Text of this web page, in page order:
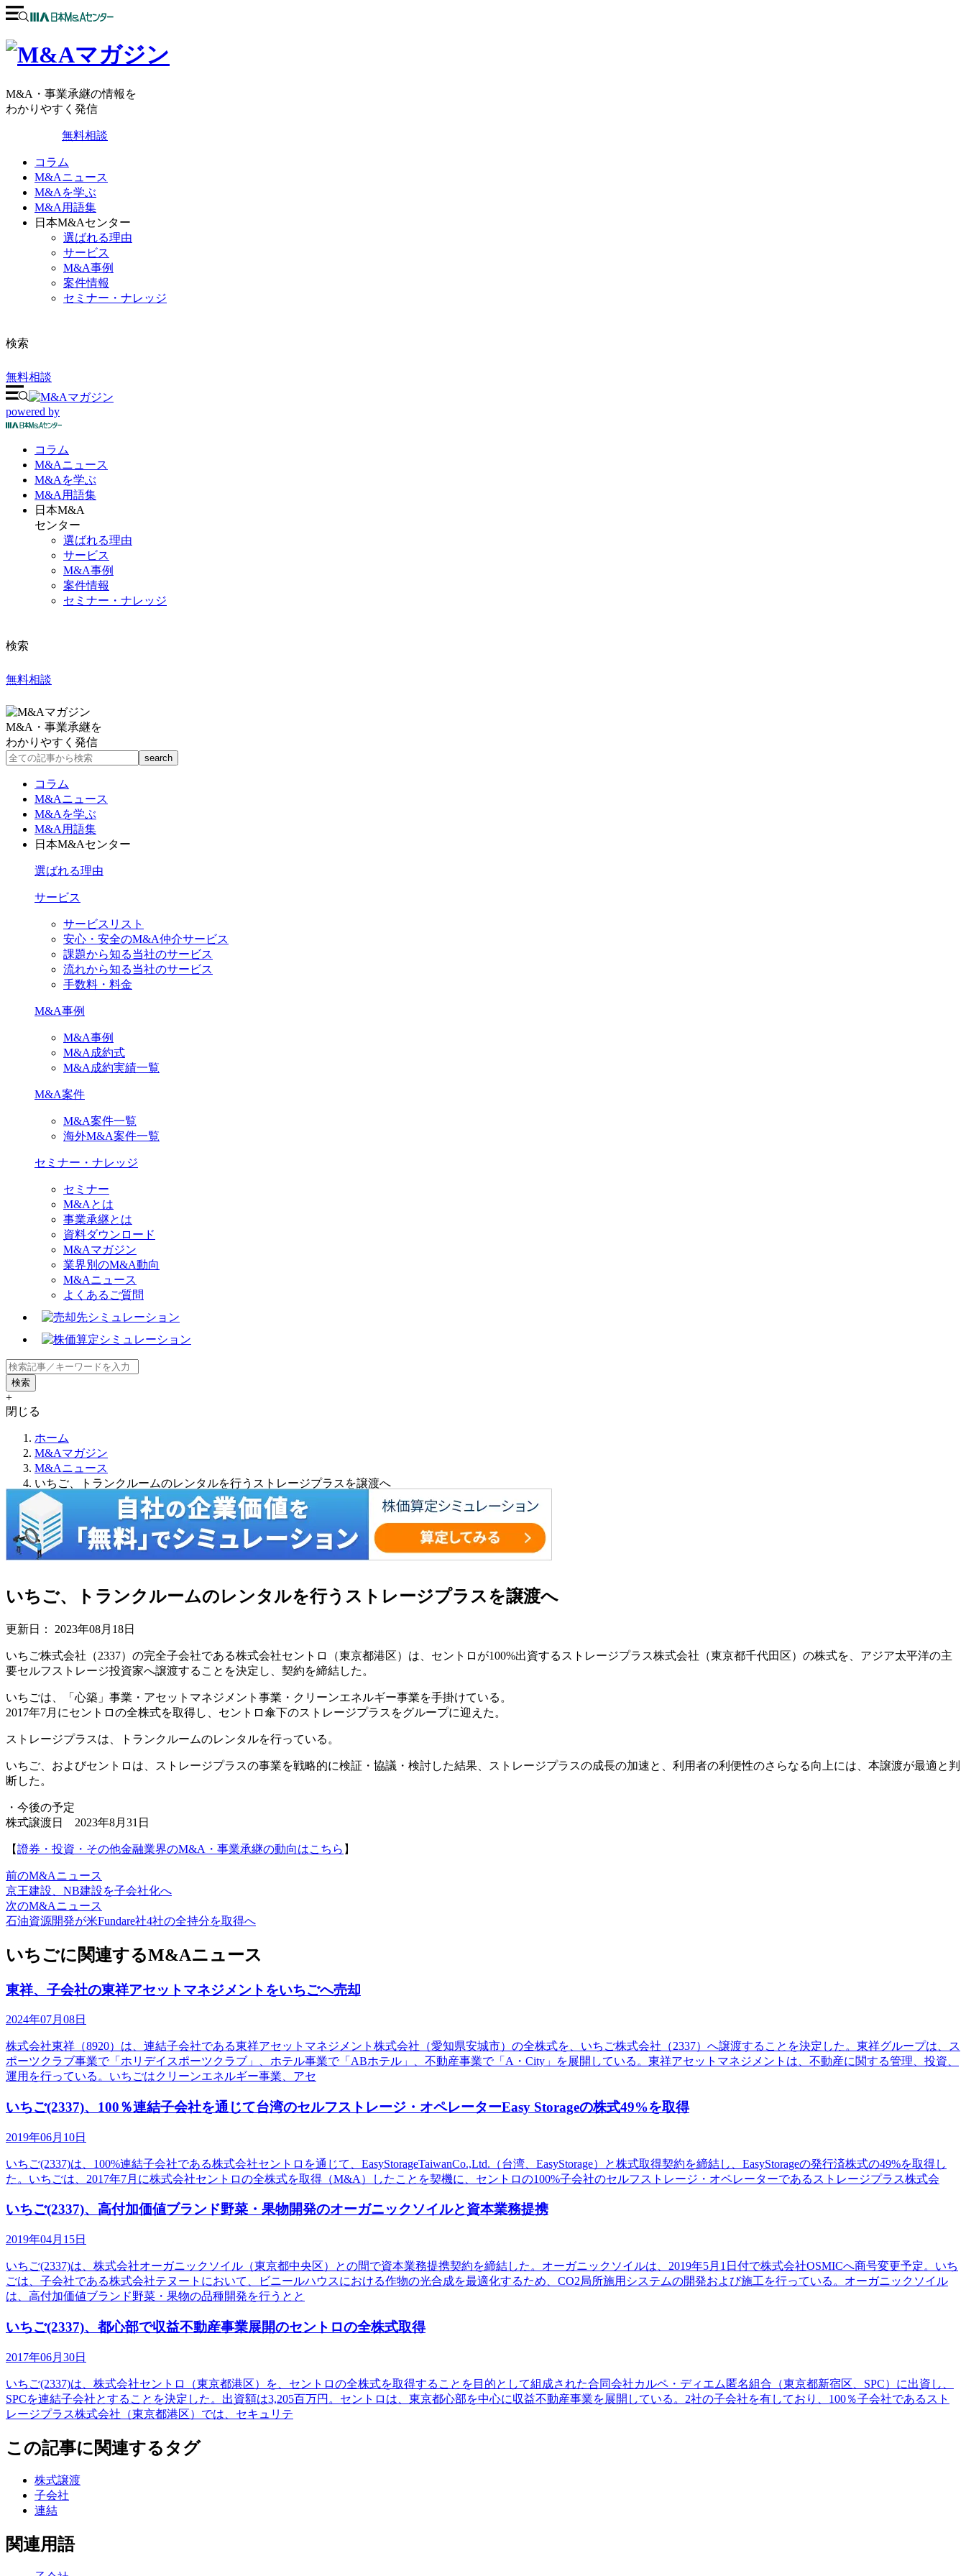
M&A・事業承継の情報を
わかりやすく発信
無料相談
コラム
M&Aニュース
M&Aを学ぶ
M&A用語集
日本M&Aセンター
選ばれる理由
サービス
M&A事例
案件情報
セミナー・ナレッジ
検索
無料相談
powered by
コラム
M&Aニュース
M&Aを学ぶ
M&A 用語集
日本M&A
センター
選ばれる理由
サービス
M&A事例
案件情報
セミナー・ナレッジ
検索
無料相談
M&A・事業承継を
わかりやすく発信
コラム
M&Aニュース
M&Aを学ぶ
M&A用語集
日本M&Aセンター
選ばれる理由
サービス
サービスリスト
安心・安全のM&A仲介サービス
課題から知る当社のサービス
流れから知る当社のサービス
手数料・料金
M&A事例
M&A事例
M&A成約式
M&A成約実績一覧
M&A案件
M&A案件一覧
海外M&A案件一覧
セミナー・ナレッジ
セミナー
M&Aとは
事業承継とは
資料ダウンロード
M&Aマガジン
業界別のM&A動向
M&Aニュース
よくあるご質問
+
閉じる
ホーム
M&Aマガジン
M&Aニュース
いちご、トランクルームのレンタルを行うストレージプラスを譲渡へ
いちご、トランクルームのレンタルを行うストレージプラスを譲渡へ
更新日： 2023年08月18日
いちご株式会社（2337）の完全子会社である株式会社セントロ（東京都港区）は、セントロが100%出資するストレージプラス株式会社（東京都千代田区）の株式を、アジア太平洋の主
要セルフストレージ投資家へ譲渡することを決定し、契約を締結した。
いちごは、「心築」事業・アセットマネジメント事業・クリーンエネルギー事業を手掛けている。
2017年7月にセントロの全株式を取得し、セントロ傘下のストレージプラスをグループに迎えた。
ストレージプラスは、トランクルームのレンタルを行っている。
いちご、およびセントロは、ストレージプラスの事業を戦略的に検証・協議・検討した結果、ストレージプラスの成長の加速と、利用者の利便性のさらなる向上には、本譲渡が最適と判
断した。
・今後の予定
株式譲渡日 2023年8月31日
【證券・投資・その他金融業界のM&A・事業承継の動向はこちら 】
前のM&Aニュース
京王建設、NB建設を子会社化へ
次のM&Aニュース
石油資源開発が米Fundare社4社の全持分を取得へ
いちごに関連するM&Aニュース
東祥、子会社の東祥アセットマネジメントをいちごへ売却
2024年07月08日
株式会社東祥（8920）は、連結子会社である東祥アセットマネジメント株式会社（愛知県安城市）の全株式を、いちご株式会社（2337）へ譲渡することを決定した。東祥グループは、ス
ポーツクラブ事業で「ホリデイスポーツクラブ」、ホテル事業で「ABホテル」、不動産事業で「A・City」を展開している。東祥アセットマネジメントは、不動産に関する管理、投資、
運用を行っている。いちごはクリーンエネルギー事業、アセ
いちご(2337)、100％連結子会社を通じて台湾のセルフストレージ・オペレーターEasy Storageの株式49%を取得
2019年06月10日
いちご(2337)は、100%連結子会社である株式会社セントロを通じて、EasyStorageTaiwanCo.,Ltd.（台湾、EasyStorage）と株式取得契約を締結し、EasyStorageの発行済株式の49%を取得し
た。いちごは、2017年7月に株式会社セントロの全株式を取得（M&A）したことを契機に、セントロの100%子会社のセルフストレージ・オペレーターであるストレージプラス株式会
いちご(2337)、高付加価値ブランド野菜・果物開発のオーガニックソイルと資本業務提携
2019年04月15日
いちご(2337)は、株式会社オーガニックソイル（東京都中央区）との間で資本業務提携契約を締結した。オーガニックソイルは、2019年5月1日付で株式会社OSMICへ商号変更予定。いち
ごは、子会社である株式会社テヌートにおいて、ビニールハウスにおける作物の光合成を最適化するため、CO2局所施用システムの開発および施工を行っている。オーガニックソイル
は、高付加価値ブランド野菜・果物の品種開発を行うとと
いちご(2337)、都心部で収益不動産事業展開のセントロの全株式取得
2017年06月30日
いちご(2337)は、株式会社セントロ（東京都港区）を、セントロの全株式を取得することを目的として組成された合同会社カルペ・ディエム匿名組合（東京都新宿区、SPC）に出資し、
SPCを連結子会社とすることを決定した。出資額は3,205百万円。セントロは、東京都心部を中心に収益不動産事業を展開している。2社の子会社を有しており、100％子会社であるスト
レージプラス株式会社（東京都港区）では、セキュリテ
この記事に関連するタグ
株式譲渡
子会社
連結
関連用語